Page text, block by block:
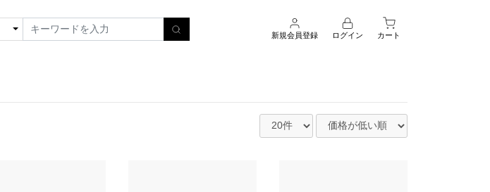
新規会員登録 ログイン カート